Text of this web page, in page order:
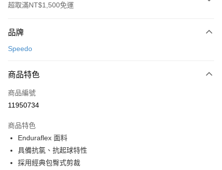
超取滿NT$1,500免運
信用卡一次付款
Apple Pay
悠遊付
7-11取貨(快速到店)
每筆NT$100，滿NT$1,500(含以上)免運費
宅配-本島
品牌
Speedo
商品特色
商品編號
11950734
商品特色
Enduraflex 面料
具備抗氯、抗起球特性
採用經典包臀式剪裁